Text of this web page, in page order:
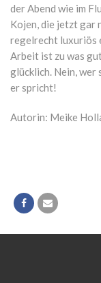
der Abend wie im
Kojen, die jetzt gar
regelrecht luxuriös
Arbeit ist zu was
glücklich. Nein, wer
er spricht!
Autorin: Meike